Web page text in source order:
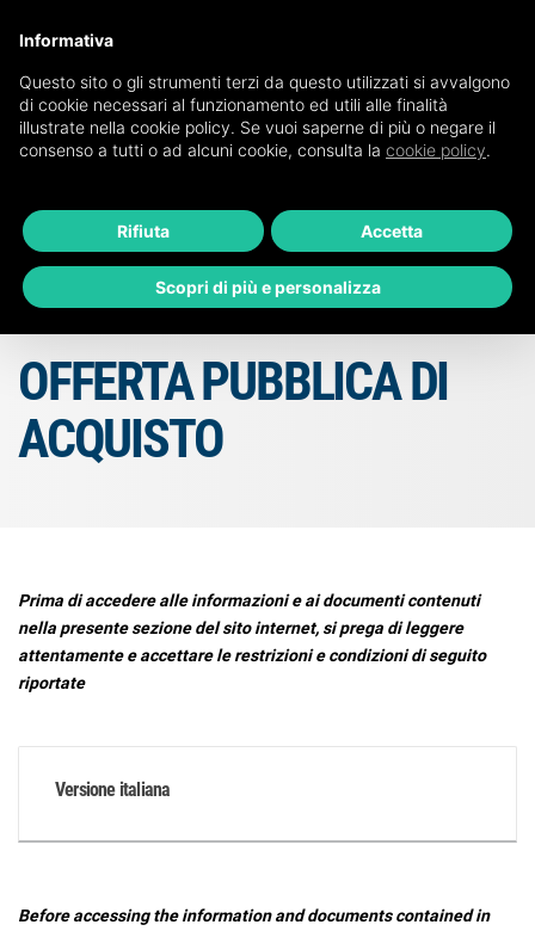
MENU
OFFERTA PUBBLICA DI
ACQUISTO
Prima di accedere alle informazioni e ai documenti contenuti
nella presente sezione del sito internet, si prega di leggere
attentamente e accettare le restrizioni e condizioni di seguito
riportate
Versione italiana
Before accessing the information and documents contained in
Informativa
Questo sito o gli strumenti terzi da questo utilizzati si avvalgono
di cookie necessari al funzionamento ed utili alle finalità
illustrate nella cookie policy. Se vuoi saperne di più o negare il
consenso a tutti o ad alcuni cookie, consulta la cookie policy.
Scopri di più e personalizza
Rifiuta Accetta